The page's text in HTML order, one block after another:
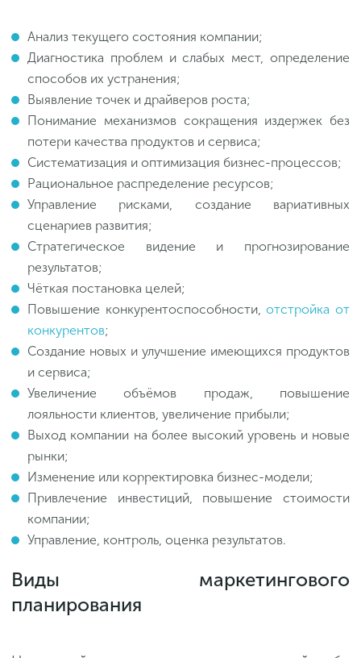
Анализ текущего состояния компании;
Диагностика проблем и слабых мест, определение
способов их устранения;
Выявление точек и драйверов роста;
Понимание механизмов сокращения издержек без
потери качества продуктов и сервиса;
Систематизация и оптимизация бизнес-процессов;
Рациональное распределение ресурсов;
Управление рисками, создание вариативных
сценариев развития;
Стратегическое видение и прогнозирование
результатов;
Чёткая постановка целей;
Повышение конкурентоспособности,отстройка от
конкурентов;
Создание новых и улучшение имеющихся продуктов
и сервиса;
Увеличение объёмов продаж, повышение
лояльности клиентов, увеличение прибыли;
Выход компании на более высокий уровень и новые
рынки;
Изменение или корректировка бизнес-модели;
Привлечение инвестиций, повышение стоимости
компании;
Управление, контроль, оценка результатов.
Виды маркетингового
планирования